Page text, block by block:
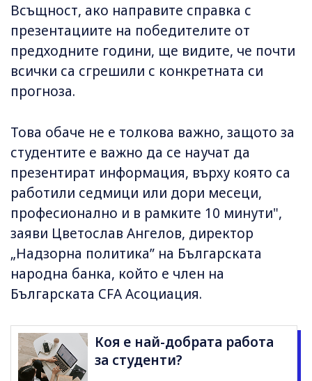
Всъщност, ако направите справка с
презентациите на победителите от
предходните години, ще видите, че почти
всички са сгрешили с конкретната си
прогноза.
Това обаче не е толкова важно, защото за
студентите е важно да се научат да
презентират информация, върху която са
работили седмици или дори месеци,
професионално и в рамките 10 минути",
заяви Цветослав Ангелов, директор
„Надзорна политика” на Българската
народна банка, който е член на
Българската CFA Асоциация.
Коя е най-добрата работа
за студенти?